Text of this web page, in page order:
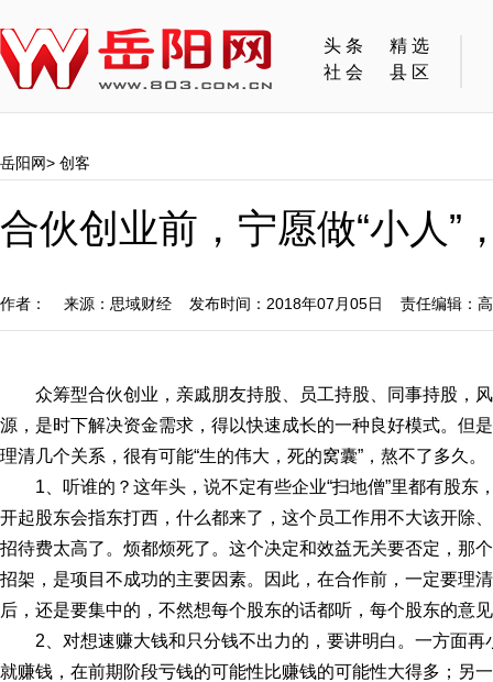
头条
精选
社会
县区
岳阳网> 创客
合伙创业前，宁愿做“小人”
作者： 来源：思域财经 发布时间：2018年07月05日 责任编辑：
众筹型合伙创业，亲戚朋友持股、员工持股、同事持股，
源，是时下解决资金需求，得以快速成长的一种良好模式。但
理清几个关系，很有可能“生的伟大，死的窝囊”，熬不了多久。
1、听谁的？这年头，说不定有些企业“扫地僧”里都有股
开起股东会指东打西，什么都来了，这个员工作用不大该开除
招待费太高了。烦都烦死了。这个决定和效益无关要否定，那
招架，是项目不成功的主要因素。因此，在合作前，一定要理
后，还是要集中的，不然想每个股东的话都听，每个股东的意
2、对想速赚大钱和只分钱不出力的，要讲明白。一方面
就赚钱，在前期阶段亏钱的可能性比赚钱的可能性大得多；另